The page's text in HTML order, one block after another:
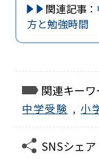
関連記事：
方と勉強時間
関連キーワ
中学受験 , 小
SNSシェア